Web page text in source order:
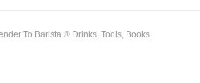
To Barista ® Drinks, Tools, Books.